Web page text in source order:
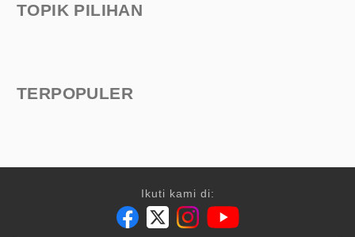
TOPIK PILIHAN
TERPOPULER
Ikuti kami di: